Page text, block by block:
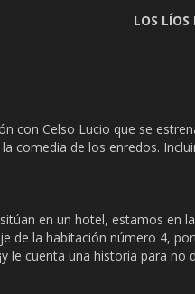
LOS
con Celso Lucio que se
comedia de los enredos.
en un hotel, estamos en
de la habitación número 4,
le cuenta una historia para no